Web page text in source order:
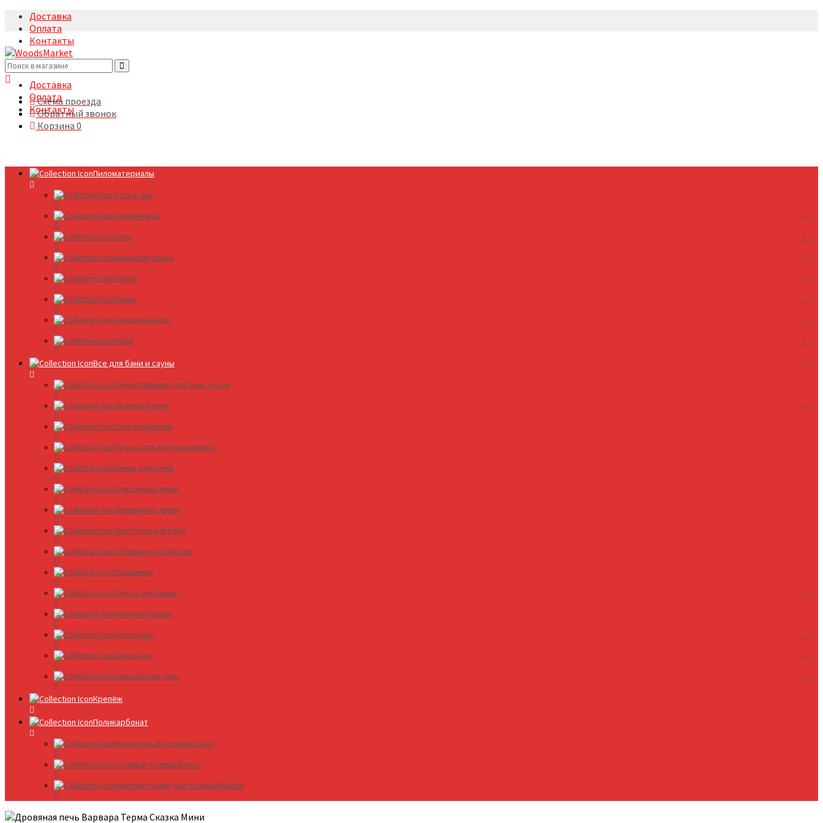
Доставка
Оплата
Контакты
+7(495)5322633
Доставка
Оплата
Контакты
Схема проезда
Обратный звонок
Корзина 0
Пиломатериалы
Сосна, ель
Лиственница
Липа
Ангарская сосна
Ольха
Осина
Канадский кедр
Абаш
Все для бани и сауны
Пиломатериалы для бань и саун
Дровяные печи
Электрокаменки
Пульты для электрокаменок
Камни для печей
Стеклянные двери
Деревянные двери
Форточки для бани
Обливные устройства
Освещение
Плитка и мозаика
Комплектующие
Аксессуары
Дымоходы
Гималайская соль
Крепёж
Поликарбонат
Монолитный поликарбонат
Сотовый поликарбонат
Комплектующие для поликарбоната